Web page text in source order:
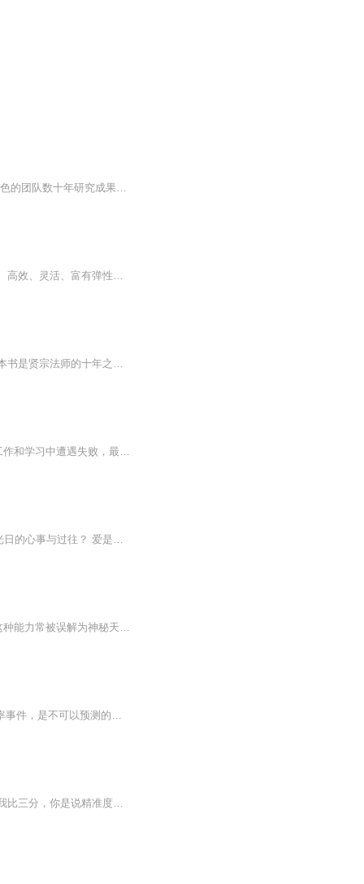
预见未来的能力是99%以上的人群都缺失的，这才是你人生的短板。 美国预测竞赛成绩最出色的团队数十年研究成果的结晶。 在现实世界中，我们每个人都需要预测：想要深入分析未来、思考是否买股票、制定政策、提出新产品构想，或者只是计划一周的饭菜。这样的...
从发现自己内在的规划力开始，一步步预见成功………………※编辑推荐※☆规划力是缜密、高效、灵活、富有弹性的，它或许是你尚不自知的能力。☆如果你认为自己没有规划力，那就失去了走向成功的重要秘诀！☆日本备受欢迎的教育大师斋藤孝在本书中抛开了泛...
贤宗法师在《预见：与未来对话》中具体探讨了关于禅修、人生哲学和内心世界的主题。这本书是贤宗法师的十年之作，被誉为华语世界第一部完整的“禅修六部曲”之一，被都市修行人视为必读经典。他通过分享自己的修行经验和理解，帮助读者打开心灵，触摸真实...
在读本书之前，我根本就不知道什么是“规划力”，甚至连概念都没听说过！所以，经常会在工作和学习中遭遇失败，最后都把失败的原因归结于自己才华不够，或者努力不够！读了这本书，作者告诉我们，每个人都有其擅长的规划力。只要发现自我内在的规划力，将...
回怼爽文|人性作祟|爱与背叛 你能预见结局吗？ 是你内心的鬼吗？ 是否每个人，都有不见光日的心事与过往？ 爱是执迷不悟，是鬼迷心窍作了祟。 只要她唤，他就俯首。 …… …… …… 陆知宋爱靳屿，明知前面是万丈深渊，她眼都不眨就往...
从“星星之火，可以燎原”到《论持久战》，毛泽东同志一生中作出过许多惊人的战略预判。这种能力常被误解为神秘天赋，但事实上，它建立在一套严谨、科学、可复现的思维方法之上。本书首次将这套方法系统提炼为五大核心模块：矛盾分析法、调查研究法、实践...
1.本书是一本超越《黑天鹅》的惊世之作。如果说塔勒布认为人类行为是随机的，都是小概率事件，是不可以预测的；那么全球复杂网络权威巴拉巴西则认为，人类行为93%是可以预测的。2. 巴拉巴西的研究是在人类生活数字化的大数据时代基础上进行的，移动电话、...
【作品介绍】酷爱篮球的大学生在一次意外中获得五秒的预知能力，从此他不再是路人！跟我比三分，你是说精准度，还是出手速度跟我比传球，你是说神出鬼没，还是出其不意跟我比扣篮！好吧！你赢了！什么？勉扣！那我不怕你！小飞侠说：“打球，总有人要赢，...